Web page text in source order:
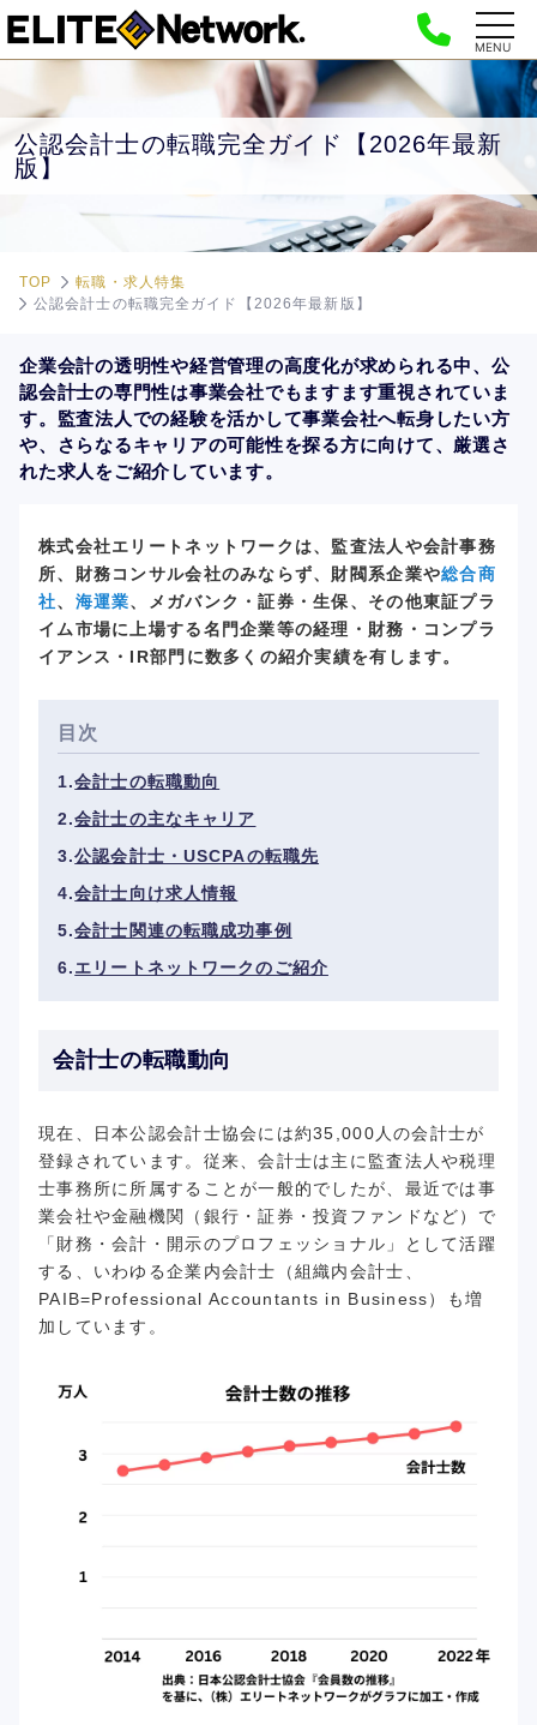
MENU
公認会計士の転職完全ガイド【2026年最新
版】
TOP
転職・求人特集
公認会計士の転職完全ガイド【2026年最新版】
企業会計の透明性や経営管理の高度化が求められる中、公
認会計士の専門性は事業会社でもますます重視されていま
す。監査法人での経験を活かして事業会社へ転身したい方
や、さらなるキャリアの可能性を探る方に向けて、厳選さ
れた求人をご紹介しています。
株式会社エリートネットワークは、監査法人や会計事務
所、財務コンサル会社のみならず、財閥系企業や総合商
社、 海運業、メガバンク・証券・生保、その他東証プラ
イム市場に上場する名門企業等の経理・財務・コンプラ
イアンス・IR部門に数多くの紹介実績を有します。
目次
会計士の転職動向
会計士の主なキャリア
公認会計士・USCPAの転職先
会計士向け求人情報
会計士関連の転職成功事例
エリートネットワークのご紹介
会計士の転職動向
現在、日本公認会計士協会には約35,000人の会計士が
登録されています。従来、会計士は主に監査法人や税理
士事務所に所属することが一般的でしたが、最近では事
業会社や金融機関（銀行・証券・投資ファンドなど）で
「財務・会計・開示のプロフェッショナル」として活躍
する、いわゆる企業内会計士（組織内会計士、
PAIB=Professional Accountants in Business）も増
加しています。